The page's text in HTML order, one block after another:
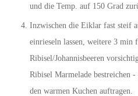
und die Temp. auf 150 Grad
Inzwischen die Eiklar fast steif
einrieseln lassen, weitere 3 min
Ribisel/Johannisbeeren
Ribisel Marmelade bestreichen
den warmen Kuchen auftragen.